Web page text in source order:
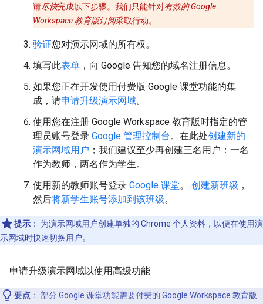
请尽快完成以下步骤。我们只能针对有效的 Google
Workspace 教育版订阅采取行动。
验证您对演示网域的所有权。
填写此表单 ，向 Google 告知您的域名注册信息。
如果您正在开发使用付费版 Google 课堂功能的集
成，请申请升级演示网域。
使用您在注册 Google Workspace 教育版时指定的管
理员账号登录 Google 管理控制台。在此处创建新的
演示网域用户 ；我们建议至少再创建三名用户：一名
作为教师，两名作为学生。
使用新的教师账号登录 Google 课堂。 创建新班级 ，
然后将新学生账号添加到该班级。
提示 ：
为演示网域用户创建单独的 Chrome 个人资料，以便在使用演
示网域时快速切换用户。
申请升级演示网域以使用高级功能
要点 ： 部分 Google 课堂功能需要付费的 Google Workspace 教育版